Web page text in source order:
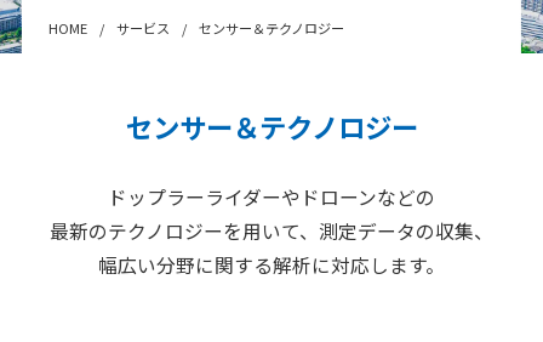
Webサービス・アプリ
ニュース
2026年
2025年
2024年
HOME サービス センサー＆テクノロジー
センサー＆テクノロジー
ドップラーライダーやドローンなどの
最新のテクノロジーを用いて、測定データの収集、
幅広い分野に関する解析に対応します。